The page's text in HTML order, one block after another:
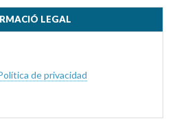
LEGAL
de privacidad